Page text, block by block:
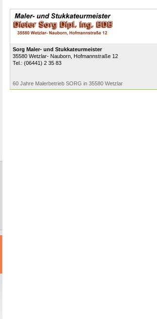
Sorg Maler- und Stukkateurmeister
35580 Wetzlar- Nauborn, Hofmannstraße 12
Tel.: (06441) 2 35 83
60 Jahre Malerbetrieb SORG in 35580 Wetzlar